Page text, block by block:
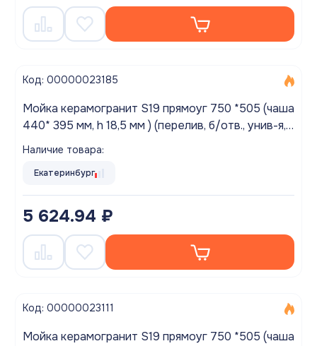
Код: 00000023185
Мойка керамогранит S19 прямоуг 750 *505 (чаша
440* 395 мм, h 18,5 мм ) (перелив, б/отв., унив-я,
Наличие товара:
Екатеринбург
5 624.94 ₽
Код: 00000023111
Мойка керамогранит S19 прямоуг 750 *505 (чаша